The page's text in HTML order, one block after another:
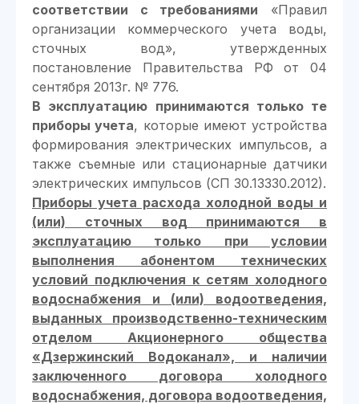
соответствии с требованиями «Правил
организации коммерческого учета воды,
сточных вод», утвержденных
постановление Правительства РФ от 04
сентября 2013г. № 776.
В эксплуатацию принимаются только те
приборы учета, которые имеют устройства
формирования электрических импульсов, а
также съемные или стационарные датчики
электрических импульсов (СП 30.13330.2012).
Приборы учета расхода холодной воды и
(или) сточных вод принимаются в
эксплуатацию только при условии
выполнения абонентом технических
условий подключения к сетям холодного
водоснабжения и (или) водоотведения,
выданных производственно-техническим
отделом Акционерного общества
«Дзержинский Водоканал», и наличии
заключенного договора холодного
водоснабжения, договора водоотведения,